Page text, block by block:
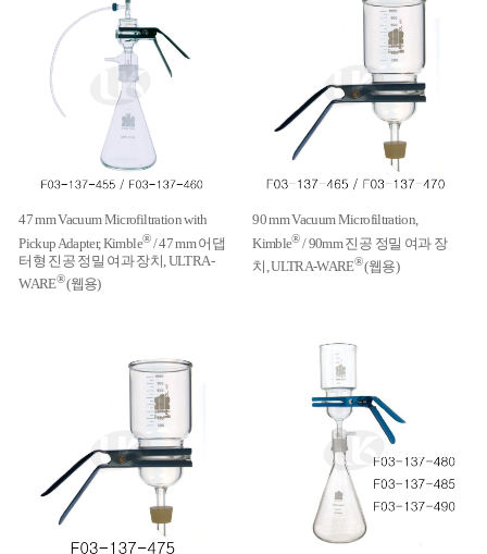
47 mm Vacuum Microfiltration with
Pickup Adapter, Kimble®/ 47 mm 어댑
터형 진공 정밀 여과 장치, ULTRA-
WARE®(웹용)
90 mm Vacuum Microfiltration,
Kimble®/ 90mm 진공 정밀 여과 장
치, ULTRA-WARE®(웹용)